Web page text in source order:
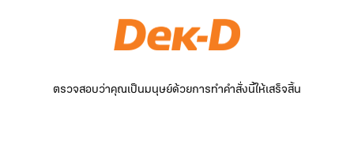
ตรวจสอบว่าคุณเป็นมนุษย์ด้วยการทำคำสั่งนี้ให้เสร็จสิ้น